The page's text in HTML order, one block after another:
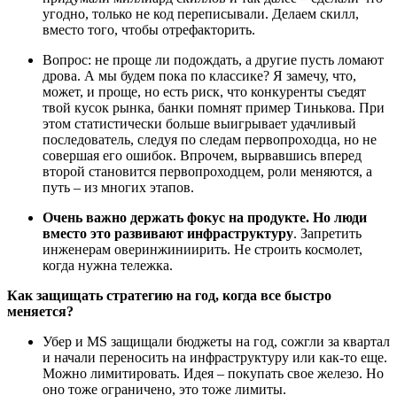
угодно, только не код переписывали. Делаем скилл,
вместо того, чтобы отрефакторить.
Вопрос: не проще ли подождать, а другие пусть ломают
дрова. А мы будем пока по классике? Я замечу, что,
может, и проще, но есть риск, что конкуренты съедят
твой кусок рынка, банки помнят пример Тинькова. При
этом статистически больше выигрывает удачливый
последователь, следуя по следам первопроходца, но не
совершая его ошибок. Впрочем, вырвавшись вперед
второй становится первопроходцем, роли меняются, а
путь – из многих этапов.
Очень важно держать фокус на продукте. Но люди
вместо это развивают инфраструктуру. Запретить
инженерам оверинжиниирить. Не строить космолет,
когда нужна тележка.
Как защищать стратегию на год, когда все быстро
меняется?
Убер и MS защищали бюджеты на год, сожгли за квартал
и начали переносить на инфраструктуру или как-то еще.
Можно лимитировать. Идея – покупать свое железо. Но
оно тоже ограничено, это тоже лимиты.